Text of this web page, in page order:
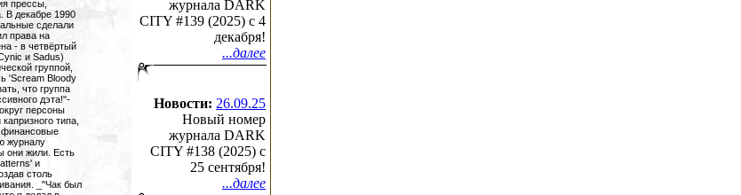
журнала DARK
CITY #139 (2025) c 4
декабря!
...далее
Новости: 26.09.25
Новый номер
журнала DARK
CITY #138 (2025) c
25 сентября!
...далее